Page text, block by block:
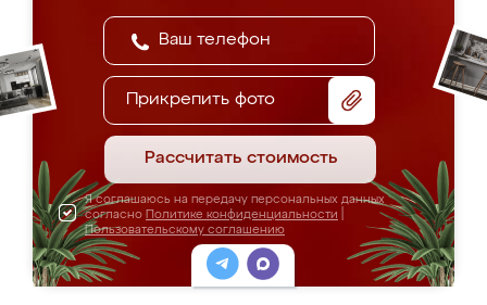
Прикрепить фото
Рассчитать стоимость
Я соглашаюсь на передачу персональных данных
согласно Политике конфиденциальности
Пользовательскому соглашению